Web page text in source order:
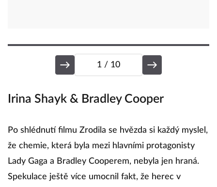
1 / 10
Irina Shayk & Bradley Cooper
Po shlédnutí filmu Zrodila se hvězda si každý myslel,
že chemie, která byla mezi hlavními protagonisty
Lady Gaga a Bradley Cooperem, nebyla jen hraná.
Spekulace ještě více umocnil fakt, že herec v